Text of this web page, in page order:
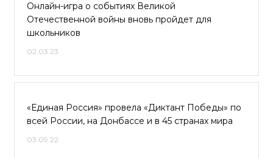
Онлайн-игра о событиях Великой
Отечественной войны вновь пройдет для
школьников
02.03.23
«Единая Россия» провела «Диктант Победы» по
всей России, на Донбассе и в 45 странах мира
03.09.22